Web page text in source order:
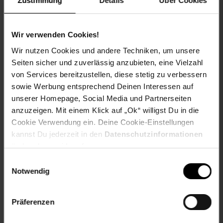
Wir verwenden Cookies!
Wir nutzen Cookies und andere Techniken, um unsere
Seiten sicher und zuverlässig anzubieten, eine Vielzahl
von Services bereitzustellen, diese stetig zu verbessern
sowie Werbung entsprechend Deinen Interessen auf
unserer Homepage, Social Media und Partnerseiten
anzuzeigen. Mit einem Klick auf „Ok“ willigst Du in die
Cookie Verwendung ein. Deine Cookie-Einstellungen
kannst Du jederzeit in den Datenschutzinformationen
ändern bzw. widerrufen.
Notwendig
Präferenzen
geführt werden soll. Die Chef Fusion Air ist die Wahl für
alle, die Kochen und Absaugen in einem einzigen, cleanen
Klarstein Chef Fusion Air kombiniert 7.200 W Kochleistung
mit kraftvollem Downdraft-Absaugen direkt an der
Kochfläche. Kein Dunstabzug an der Wand, keine Haube
über der Insel – nur eine aufgeräumte, luftige Küche.
Hol dir die Klarstein Chef Fusion Air und erlebe, wie viel
Raum eine Küche ohne Dunstabzugshaube gewinnt.
Lieferumfang:
1 x Motoreinheit